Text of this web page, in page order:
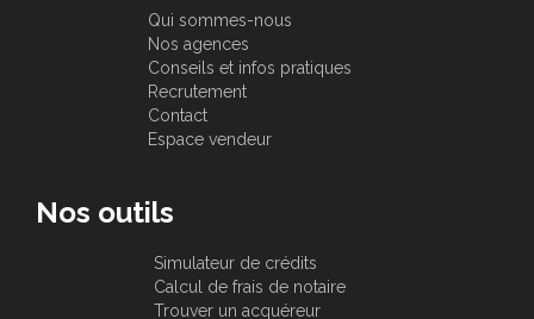
Qui sommes-nous
Nos agences
Conseils et infos pratiques
Recrutement
Contact
Espace vendeur
Nos outils
Simulateur de crédits
Calcul de frais de notaire
Trouver un acquéreur